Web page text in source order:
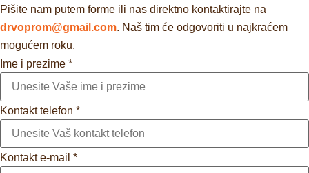
Pišite nam putem forme ili nas direktno kontaktirajte na
drvoprom@gmail.com. Naš tim će odgovoriti u najkraćem
mogućem roku.
Ime i prezime *
Kontakt telefon *
Kontakt e-mail *